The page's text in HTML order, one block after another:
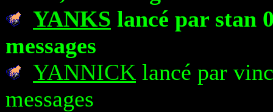
YANKS lancé par stan
messages
YANNICK lancé par
messages